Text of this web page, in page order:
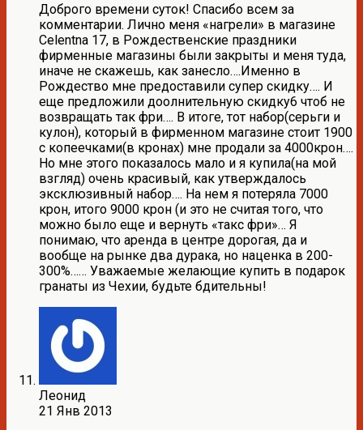
Доброго времени суток! Спасибо всем за
комментарии. Лично меня «нагрели» в магазине
Celentna 17, в Рождественские праздники
фирменные магазины были закрыты и меня туда,
иначе не скажешь, как занесло….Именно в
Рождество мне предоставили супер скидку…. И
еще предложили доолнительную скидку6 чтоб не
возвращать так фри…. В итоге, тот набор(серьги и
кулон), который в фирменном магазине стоит 1900
с копеечками(в кронах) мне продали за 4000крон….
Но мне этого показалось мало и я купила(на мой
взгляд) очень красивый, как утверждалось
эксклюзивный набор…. На нем я потеряла 7000
крон, итого 9000 крон (и это не считая того, что
можно было еще и вернуть «такс фри»… Я
понимаю, что аренда в центре дорогая, да и
вообще на рынке два дурака, но наценка в 200-
300%…… Уважаемые желающие купить в подарок
гранаты из Чехии, будьте бдительны!
Леонид
21 Янв 2013